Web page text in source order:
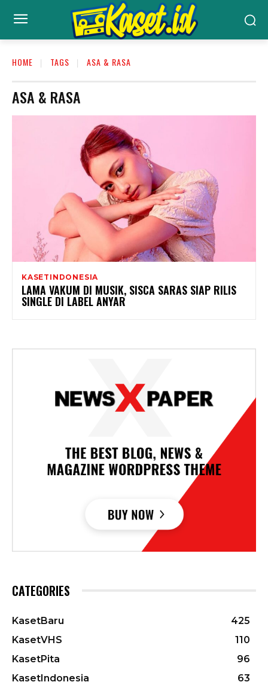
HOME TAGS ASA & RASA
ASA & RASA
KASETINDONESIA
LAMA VAKUM DI MUSIK, SISCA SARAS SIAP RILIS
SINGLE DI LABEL ANYAR
CATEGORIES
KasetBaru
425
KasetVHS
110
KasetPita
96
KasetIndonesia
63